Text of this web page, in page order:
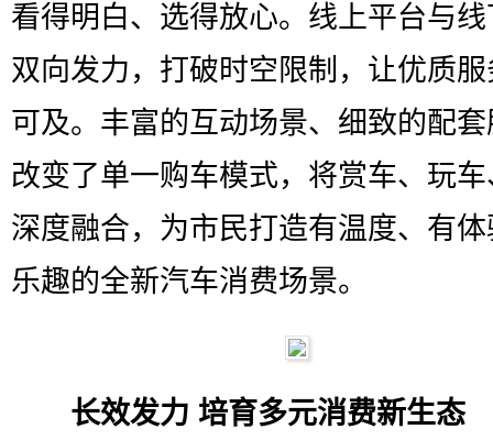
看得明白、选得放心。线上平台与
双向发力，打破时空限制，让优质
可及。丰富的互动场景、细致的配
改变了单一购车模式，将赏车、玩
深度融合，为市民打造有温度、有
乐趣的全新汽车消费场景。
长效发力 培育多元消费新生态